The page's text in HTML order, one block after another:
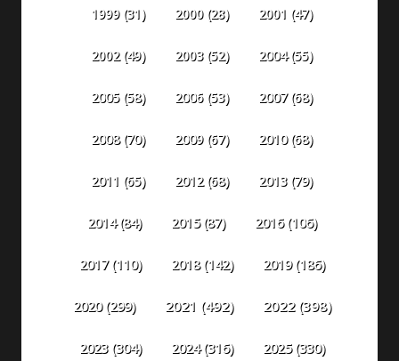
1999(31) 2000(28) 2001 (47)
2002(49) 2003(52) 2004(55)
2005(58) 2006(53) 2007(68)
2008(70) 2009(67) 2010(68)
2011 (65) 2012(68) 2013(79)
2014(84) 2015(87) 2016(106)
2017(110) 2018(142) 2019(186)
2020(299) 2021 (492) 2022(398)
2023(304) 2024(316) 2025(330)